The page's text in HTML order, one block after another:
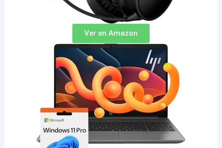
Ver en Amazon